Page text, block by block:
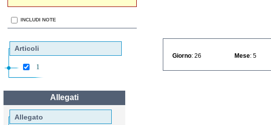
INCLUDI NOTE
Articoli
1
Allegati
Allegato
Giorno : 26 Mese : 5